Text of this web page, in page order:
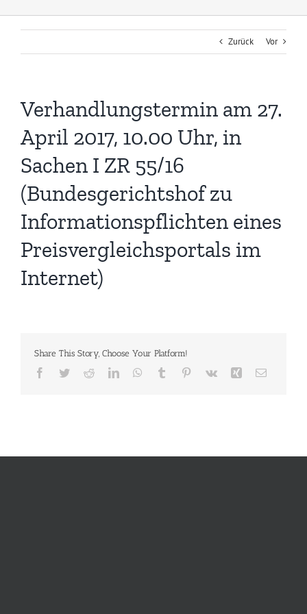
Zurück Vor
Verhandlungstermin am 27.
April 2017, 10.00 Uhr, in
Sachen I ZR 55/16
(Bundesgerichtshof zu
Informationspflichten eines
Preisvergleichsportals im
Internet)
Share This Story, Choose Your Platform!
Facebook
TwitterRedditLinkedInWhatsApp
Tumblr Pinterest
Vk Xing E-